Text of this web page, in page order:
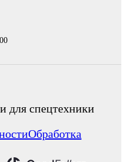
для спецтехники
Обработка